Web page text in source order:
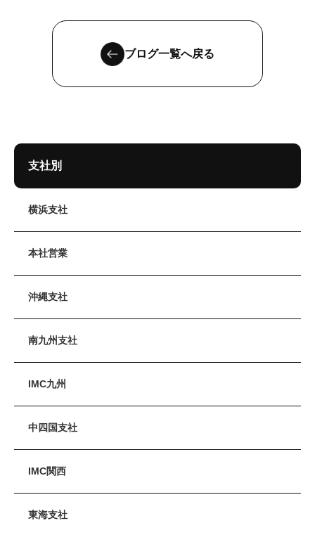
ブログ一覧へ戻る
支社別
横浜支社
本社営業
沖縄支社
南九州支社
IMC九州
中四国支社
IMC関西
東海支社